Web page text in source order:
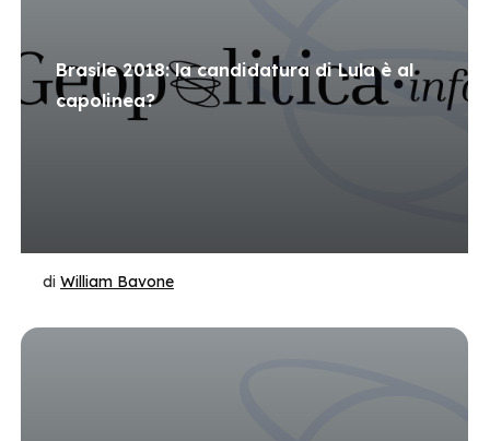
Brasile 2018: la candidatura di Lula è al
capolinea?
di William Bavone